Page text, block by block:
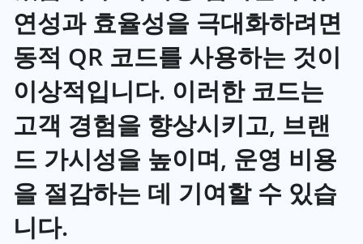
연성과 효율성을 극대화하려면
동적 QR 코드를 사용하는 것이
이상적입니다. 이러한 코드는
고객 경험을 향상시키고, 브랜
드 가시성을 높이며, 운영 비용
을 절감하는 데 기여할 수 있습
니다.